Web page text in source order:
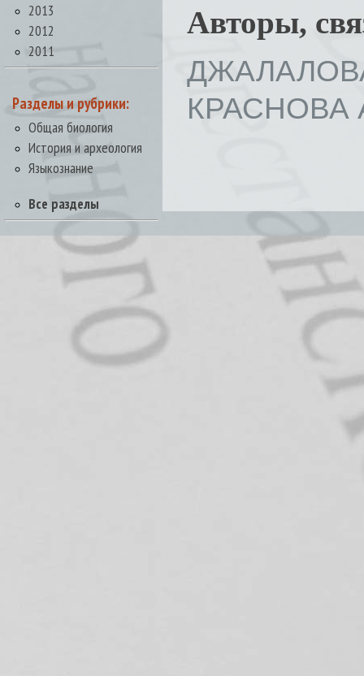
2013
2012
2011
Разделы и рубрики:
Общая биология
История и археология
Языкознание
Все разделы
Авторы,
КРАСНОВА